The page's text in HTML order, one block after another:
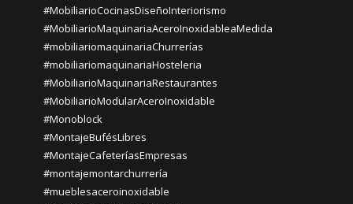
#MobiliarioCocinasDiseñoInteriorismo
#MobiliarioMaquinariaAceroInoxidableaMedida
#mobiliariomaquinariaChurrerías
#mobiliariomaquinariaHosteleria
#MobiliarioMaquinariaRestaurantes
#MobiliarioModularAceroInoxidable
#Monoblock
#MontajeBufésLibres
#MontajeCafeteríasEmpresas
#montajemontarchurrería
#mueblesaceroinoxidable